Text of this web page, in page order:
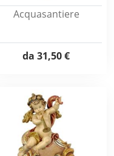
Acquasantiere
da 31,50 €